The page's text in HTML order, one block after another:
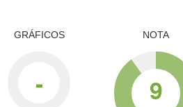
GRÁFICOS
-
NOTA
9